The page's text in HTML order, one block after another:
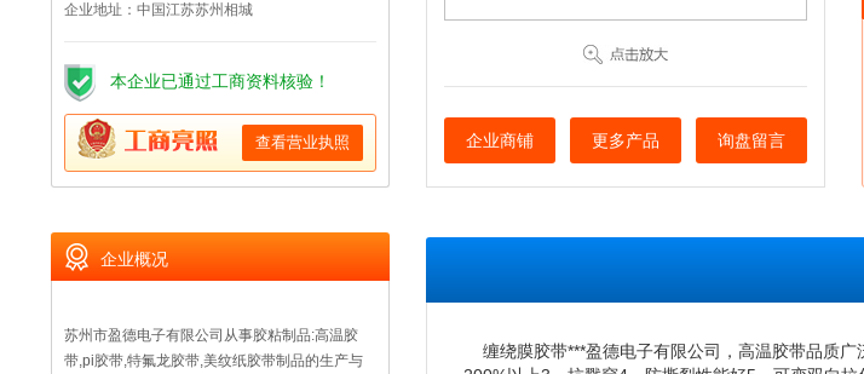
企业地址：中国江苏苏州相城
本企业已通过工商资料核验！
查看营业执照
企业概况
苏州市盈德电子有限公司从事胶粘制品:高温胶
带,pi胶带,特氟龙胶带,美纹纸胶带制品的生产与
企业商铺 更多产品 询盘留言
缠绕膜胶带***盈德电子有限公司， 高温胶带品质广